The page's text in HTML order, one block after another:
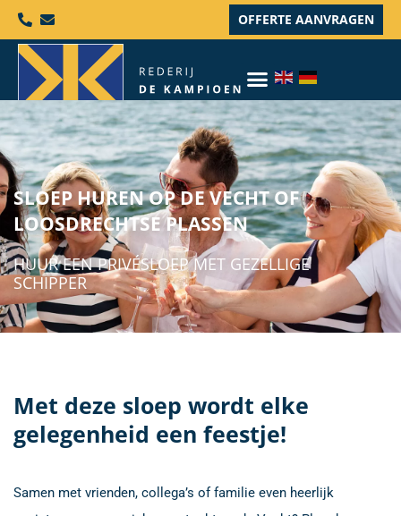
OFFERTE AANVRAGEN
SLOEP HUREN OP DE VECHT OF
LOOSDRECHTSE PLASSEN
HUUR EEN PRIVÉSLOEP MET GEZELLIGE
SCHIPPER
Met deze sloep wordt elke
gelegenheid een feestje!
Samen met vrienden, collega’s of familie even heerlijk